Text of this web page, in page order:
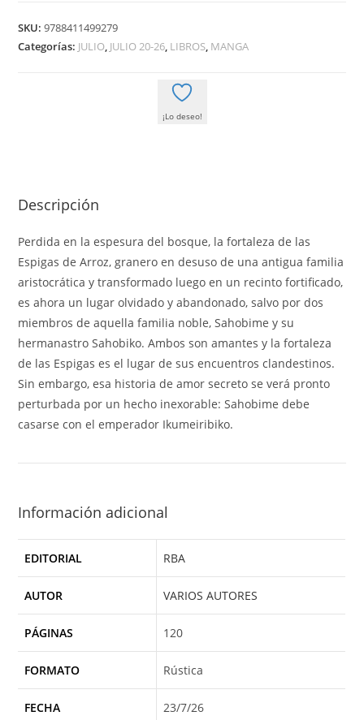
JAPON
LA
cantidad
SKU:9788411499279
Categorías: JULIO, JULIO 20-26, LIBROS, MANGA
¡Lo deseo!
Descripción
Perdida en la espesura del bosque, la fortaleza de las
Espigas de Arroz, granero en desuso de una antigua familia
aristocrática y transformado luego en un recinto fortificado,
es ahora un lugar olvidado y abandonado, salvo por dos
miembros de aquella familia noble, Sahobime y su
hermanastro Sahobiko. Ambos son amantes y la fortaleza
de las Espigas es el lugar de sus encuentros clandestinos.
Sin embargo, esa historia de amor secreto se verá pronto
perturbada por un hecho inexorable: Sahobime debe
casarse con el emperador Ikumeiribiko.
Información adicional
EDITORIAL RBA
AUTOR VARIOS AUTORES
PÁGINAS 120
FORMATO Rústica
FECHA 23/7/26